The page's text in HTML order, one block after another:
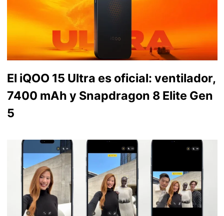
El iQOO 15 Ultra es oficial: ventilador,
7400 mAh y Snapdragon 8 Elite Gen
5